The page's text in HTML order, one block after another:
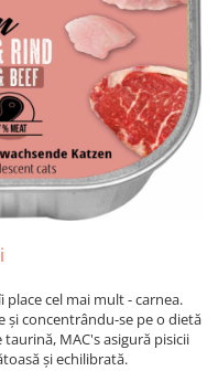
place cel mai mult - carnea.
concentrându-se pe o dietă
MAC's asigură pisicii
și echilibrată.